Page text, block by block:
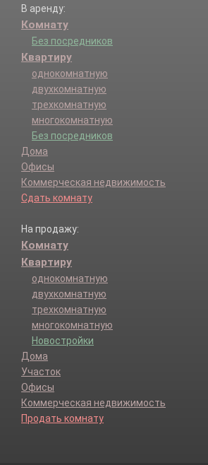
В аренду:
Комнату
Без посредников
Квартиру
однокомнатную
двухкомнатную
трехкомнатную
многокомнатную
Без посредников
Дома
Офисы
Коммерческая недвижимость
Сдать комнату
На продажу:
Комнату
Квартиру
однокомнатную
двухкомнатную
трехкомнатную
многокомнатную
Новостройки
Дома
Участок
Офисы
Коммерческая недвижимость
Продать комнату